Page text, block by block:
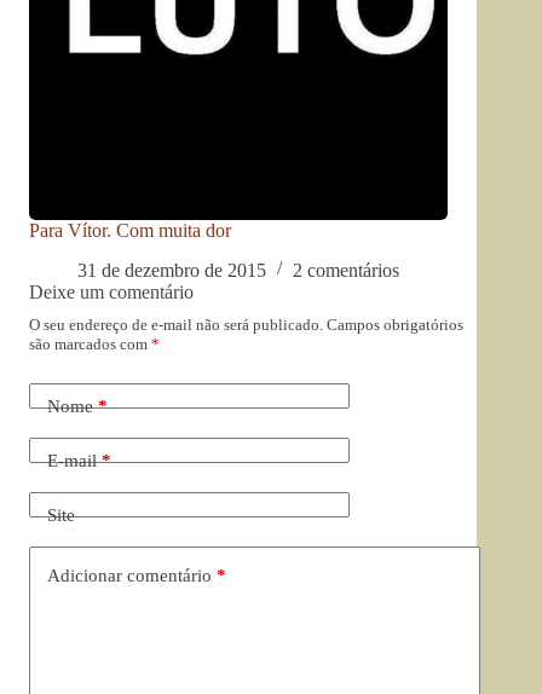
Para Vítor. Com muita dor
31 de dezembro de 2015
2 comentários
Deixe um comentário
O seu endereço de e-mail não será publicado. Campos obrigatórios
são marcados com *
Nome*
E-mail*
Site
Adicionar comentário *